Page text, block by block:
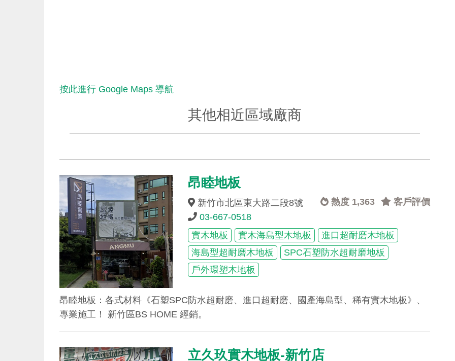
按此進行 Google Maps 導航
其他相近區域廠商
昂睦地板
熱度 1,363 客戶評價
新竹市北區東大路二段8號
03-667-0518
實木地板
實木海島型木地板
進口超耐磨木地板
海島型超耐磨木地板
SPC石塑防水超耐磨地板
戶外環塑木地板
昂睦地板：各式材料《石塑SPC防水超耐磨、進口超耐磨、國產海島型、稀有實木地板》、
專業施工！ 新竹區BS HOME 經銷。
立久玖實木地板-新竹店